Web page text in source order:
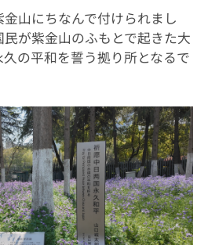
金山にちなんで付けられまし
が紫金山のふもとで起きた大
の平和を誓う拠り所となるで